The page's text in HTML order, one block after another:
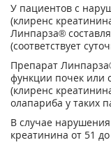
У пациентов с
(клиренс
Линпарза®
(соответствует
Препарат Линпарза
функции почек или
(клиренс
олапариба у таких
В случае
креатинина от 51